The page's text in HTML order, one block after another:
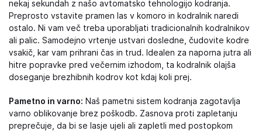
nekaj sekundah z našo avtomatsko tehnologijo kodranja.
Preprosto vstavite pramen las v komoro in kodralnik naredi
ostalo. Ni vam več treba uporabljati tradicionalnih kodralnikov
ali palic. Samodejno vrtenje ustvari dosledne, čudovite kodre
vsakič, kar vam prihrani čas in trud. Idealen za naporna jutra ali
hitre popravke pred večernim izhodom, ta kodralnik olajša
doseganje brezhibnih kodrov kot kdaj koli prej.
Pametno in varno: Naš pametni sistem kodranja zagotavlja
varno oblikovanje brez poškodb. Zasnova proti zapletanju
preprečuje, da bi se lasje ujeli ali zapletli med postopkom